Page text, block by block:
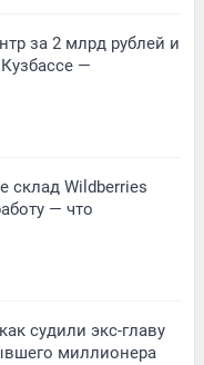
за 2 млрд рублей и
—
склад Wildberries
— что
судили экс-главу
миллионера